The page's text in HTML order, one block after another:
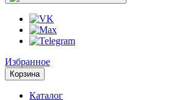
Избранное
Корзина
Каталог